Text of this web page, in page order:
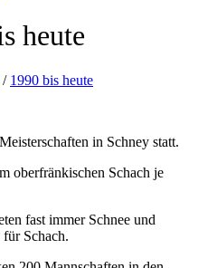
heute
/ 1990 bis heute
in Schney statt.
oberfränkischen Schach je
fast immer Schnee und
Schach.